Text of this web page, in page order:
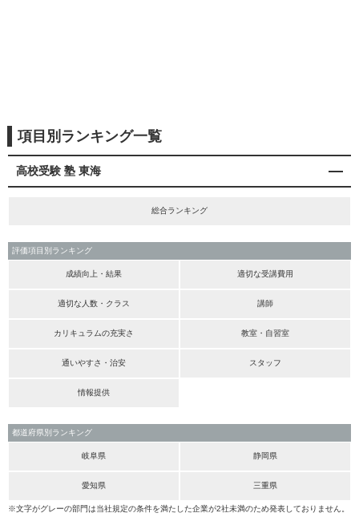
項目別ランキング一覧
高校受験 塾 東海
総合ランキング
評価項目別ランキング
成績向上・結果 適切な受講費用
適切な人数・クラス 講師
カリキュラムの充実さ 教室・自習室
通いやすさ・治安 スタッフ
情報提供
都道府県別ランキング
岐阜県 静岡県
愛知県 三重県
※文字がグレーの部門は当社規定の条件を満たした企業が2社未満のため発表しておりません。